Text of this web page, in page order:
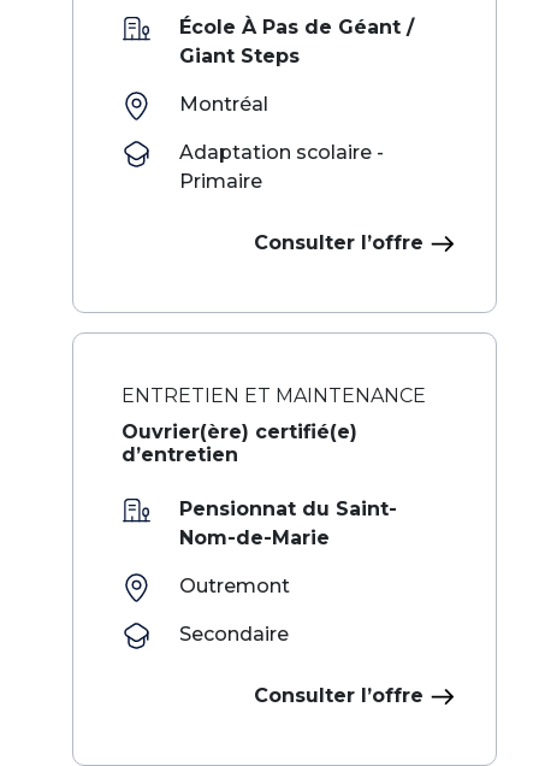
École À Pas de Géant /
Giant Steps
Montréal
Adaptation scolaire -
Primaire
Consulter l’offre
ENTRETIEN ET MAINTENANCE
Ouvrier(ère) certifié(e)
d’entretien
Pensionnat du Saint-
Nom-de-Marie
Outremont
Secondaire
Consulter l’offre